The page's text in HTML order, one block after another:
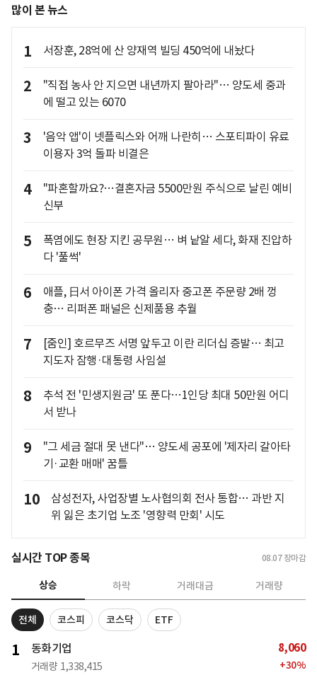
많이 본 뉴스
1 서장훈, 28억에 산 양재역 빌딩 450억에 내놨다
2
"직접 농사 안 지으면 내년까지 팔아라"… 양도세 중과
에 떨고 있는 6070
3
'음악 앱'이 넷플릭스와 어깨 나란히… 스포티파이 유료
이용자 3억 돌파 비결은
4
"파혼할까요?…결혼자금 5500만원 주식으로 날린 예비
신부
5
폭염에도 현장 지킨 공무원… 벼 낱알 세다, 화재 진압하
다 '풀썩'
6
애플, 日서 아이폰 가격 올리자 중고폰 주문량 2배 껑
충… 리퍼폰 패널은 신제품용 추월
7
[줌인] 호르무즈 서명 앞두고 이란 리더십 증발… 최고
지도자 잠행·대통령 사임설
8
추석 전 '민생지원금' 또 푼다…1인당 최대 50만원 어디
서 받나
9
"그 세금 절대 못 낸다"… 양도세 공포에 '제자리 갈아타
기·교환 매매' 꿈틀
10
삼성전자, 사업장별 노사협의회 전사 통합… 과반 지
위 잃은 초기업 노조 '영향력 만회' 시도
실시간 TOP 종목 08.07 장마감
상승 하락 거래대금 거래량
전체 코스피 코스닥 ETF
1 동화기업
거래량 1,338,415
8,060
+30%